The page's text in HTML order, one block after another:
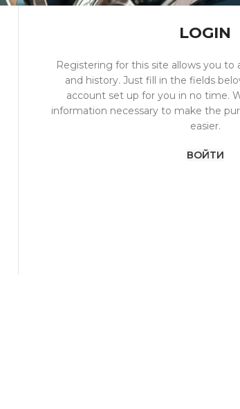
LOGIN
Registering for this site allows you to
and history. Just fill in the fields
account set up for you in no time.
information necessary to make the
easier.
ВОЙТИ